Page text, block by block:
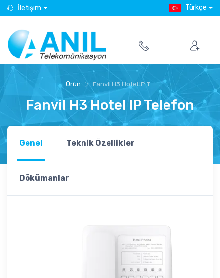
İletişim Türkçe
Ürün Fanvil H3 Hotel IP T...
Fanvil H3 Hotel IP Telefon
Genel Teknik Özellikler
Dökümanlar